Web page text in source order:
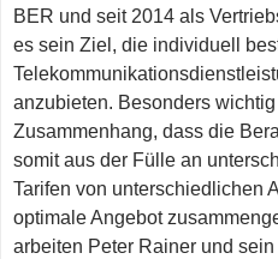
BER und seit 2014 als
es sein Ziel, die individuell
anzubieten. Besonders
Zusammenhang, dass die
somit aus der Fülle an
Tarifen von unterschiedlichen
optimale Angebot
arbeiten Peter Rainer und